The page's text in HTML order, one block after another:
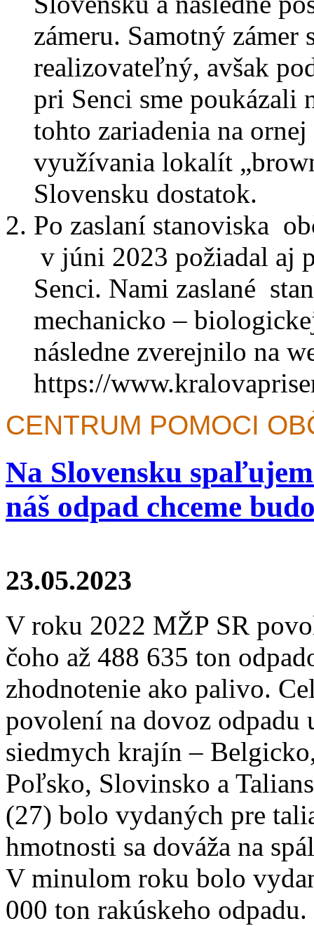
zámeru. Samotný
realizovateľný, avšak
pri Senci sme poukázali
tohto zariadenia na
využívania lokalít
Slovensku dostatok.
Po zaslaní stanoviska
v júni 2023 požiadal aj
Senci. Nami zaslané
mechanicko –
následne zverejnilo na
https://
CENTRUM POMOCI
Na Slovensku
náš odpad chceme
23.05.2023
V roku 2022 MŽP SR
čoho až 488 635 ton
zhodnotenie ako palivo.
povolení na dovoz odpadu
siedmych krajín –
Poľsko, Slovinsko a
(27) bolo vydaných pre
hmotnosti sa dováža na
V minulom roku bolo
000 ton rakúskeho odpadu.